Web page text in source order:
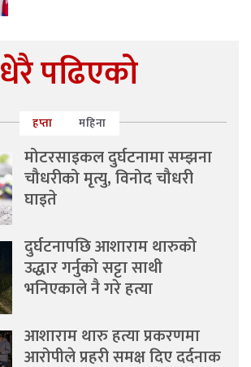
धेरै पढिएको
हप्ता महिना
मोटरसाइकल दुर्घटनामा सम्झना
चौधरीको मृत्यु, विनोद चौधरी
घाइते
दुर्घटनापछि आशाराम थारुको
उद्धार गर्नुको सट्टा साथी
भनिएकाले नै गरे हत्या
आशाराम थारु हत्या प्रकरणमा
आरोपीले प्रहरी समक्ष दिए दर्दनाक